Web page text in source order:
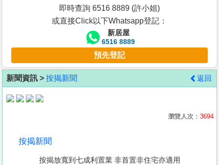
客
地
產
即時查詢 6516 8889 (許小姐)
或直接Click以下Whatsapp登記：
新居屋
6516 8889
預先登記
新聞資訊 > 按揭新聞 返回
瀏覽人次： 3694
按揭新聞
按揭放寬到七成利置業 非首置非住宅亦適用